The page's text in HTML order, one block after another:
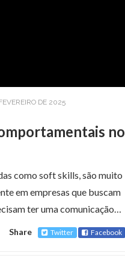
DE 2025
no
como soft skills, são muito
em empresas que buscam
ter uma comunicação…
Share Twitter Facebook